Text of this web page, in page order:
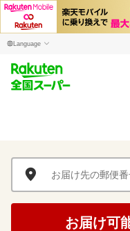
お届け可